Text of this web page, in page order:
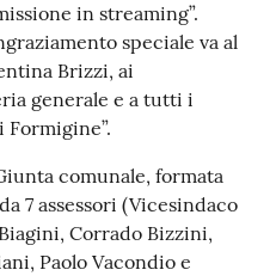
in streaming”.
speciale va al
Brizzi, ai
generale e a tutti i
comunale, formata
7 assessori (Vicesindaco
Corrado Bizzini,
Paolo Vacondio e